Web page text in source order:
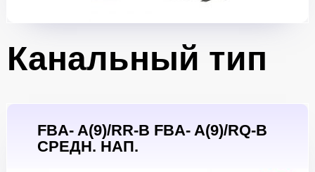
Канальный тип
FBA- A(9)/RR-B FBA- A(9)/RQ-B
СРЕДН. НАП.